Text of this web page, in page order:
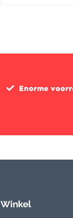
Enorme
Winkel